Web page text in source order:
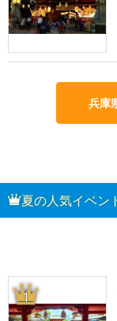
兵庫
夏の人気イベン
1